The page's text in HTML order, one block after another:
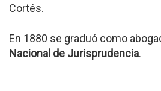
Cortés.
En 1880 se graduó como
Nacional de Jurisprudencia.